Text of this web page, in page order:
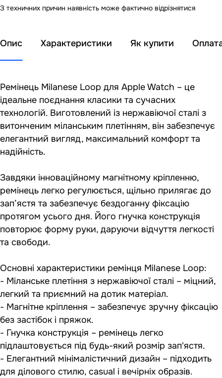
З техничних причин наявність може фактично відрізнятися
Опис Характеристики Як купити
Ремінець Milanese Loop для Apple Watch – це
ідеальне поєднання класики та сучасних
технологій. Виготовлений із нержавіючої сталі з
витонченим міланським плетінням, він забезпечує
елегантний вигляд, максимальний комфорт та
надійність.
Завдяки інноваційному магнітному кріпленню,
ремінець легко регулюється, щільно прилягає до
зап’ястя та забезпечує бездоганну фіксацію
протягом усього дня. Його гнучка конструкція
повторює форму руки, даруючи відчуття легкості
та свободи.
Основні характеристики ремінця Milanese Loop:
- Міланське плетіння з нержавіючої сталі – міцний,
легкий та приємний на дотик матеріал.
- Магнітне кріплення – забезпечує зручну фіксацію
без застібок і пряжок.
- Гнучка конструкція – ремінець легко
підлаштовується під будь-який розмір зап'ястя.
- Елегантний мінімалістичний дизайн – підходить
для ділового стилю, casual і вечірніх образів.